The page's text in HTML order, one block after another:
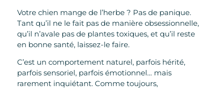
Votre chien mange de l’herbe ? Pas de panique.
Tant qu’il ne le fait pas de manière obsessionnelle,
qu’il n’avale pas de plantes toxiques, et qu’il reste
en bonne santé, laissez-le faire.
C’est un comportement naturel, parfois hérité,
parfois sensoriel, parfois émotionnel… mais
rarement inquiétant. Comme toujours,